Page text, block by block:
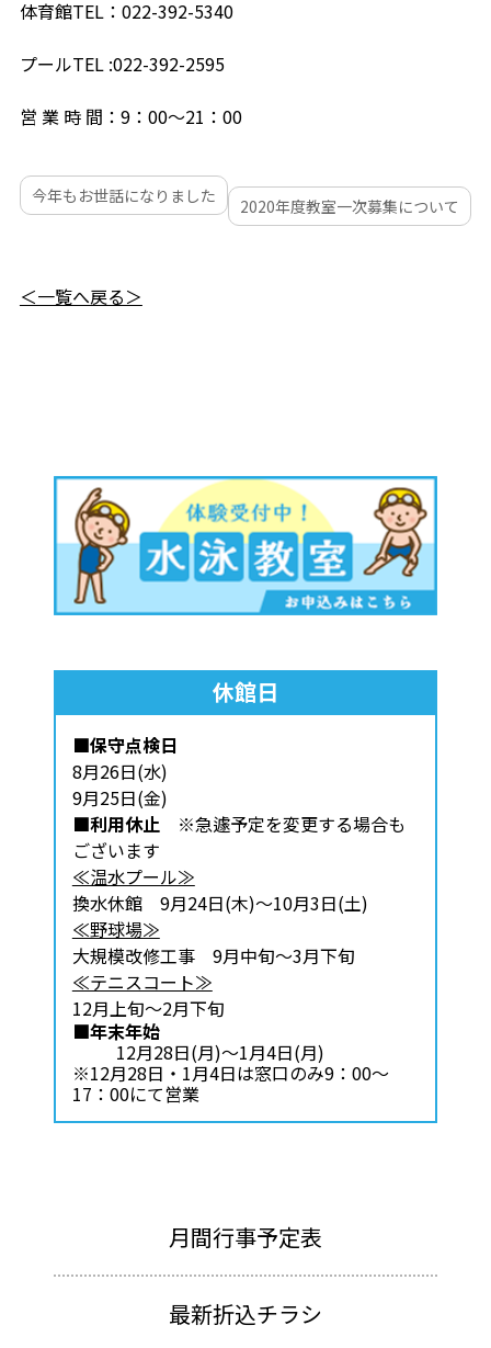
体育館TEL：022-392-5340
プールTEL :022-392-2595
営 業 時 間：9：00～21：00
今年もお世話になりました 2020年度教室一次募集について
＜一覧へ戻る＞
休館日
■保守点検日
8月26日(水)
9月25日(金)
■利用休止 ※急遽予定を変更する場合も
ございます
≪温水プール≫
換水休館 9月24日(木)～10月3日(土)
≪野球場≫
大規模改修工事 9月中旬～3月下旬
≪テニスコート≫
12月上旬～2月下旬
■年末年始
12月28日(月)～1月4日(月)
※12月28日・1月4日は窓口のみ9：00～
17：00にて営業
月間行事予定表
最新折込チラシ